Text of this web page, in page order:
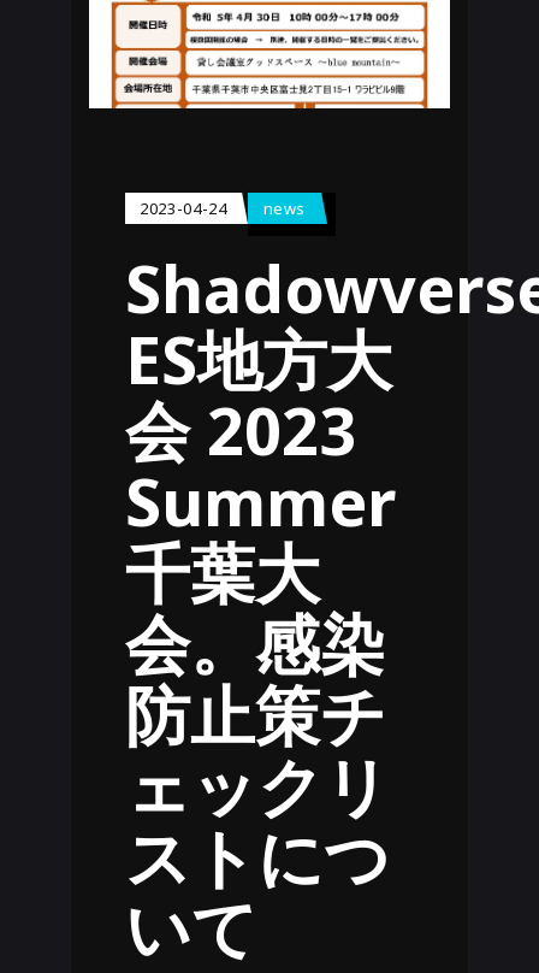
2023-04-24 news
ES地方大
会 2023
Summer
千葉大
会。感染
防止策チ
ェックリ
ストにつ
いて